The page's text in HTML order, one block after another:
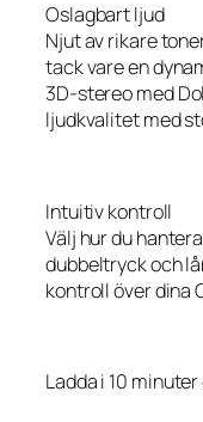
Oslagbart ljud
Njut av rikare
tack vare en
3D-stereo med
ljudkvalitet med
Intuitiv kontroll
Välj hur du
dubbeltryck och
kontroll över dina
Ladda i 10